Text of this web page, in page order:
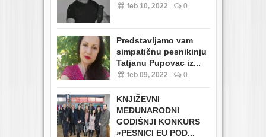
feb 10, 2022 0
Predstavljamo vam
simpatičnu pesnikinju
Tatjanu Pupovac iz...
feb 09, 2022 0
KNJIŽEVNI
MEĐUNARODNI
GODIŠNJI KONKURS
»PESNICI EU POD...